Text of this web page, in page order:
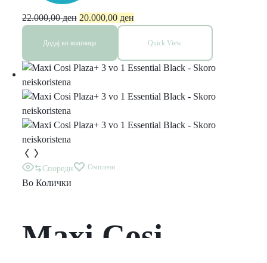
22.000,00ден 20.000,00 ден
Додај во кошница Quick View
Спореди Омилени
Во Колички
Maxi Cosi